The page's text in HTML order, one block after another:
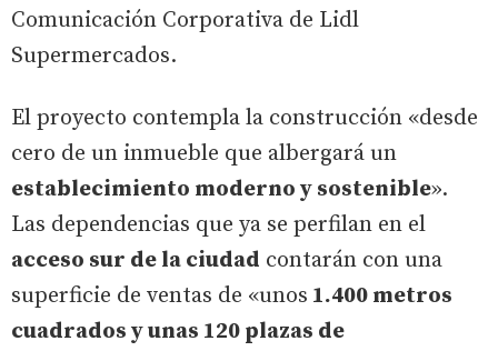
Comunicación Corporativa de Lidl
Supermercados.
El proyecto contempla la construcción «desde
cero de un inmueble que albergará un
establecimiento moderno y sostenible».
Las dependencias que ya se perfilan en el
acceso sur de la ciudad contarán con una
superficie de ventas de «unos 1.400 metros
cuadrados y unas 120 plazas de